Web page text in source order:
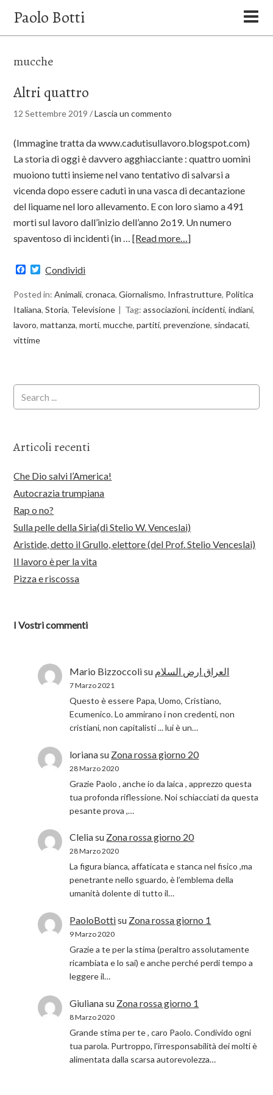
Paolo Botti
mucche
Altri quattro
12 Settembre 2019 /Lascia un commento
(Immagine tratta da www.cadutisullavoro.blogspot.com)
La storia di oggi è davvero agghiacciante : quattro uomini
muoiono tutti insieme nel vano tentativo di salvarsi a
vicenda dopo essere caduti in una vasca di decantazione
del liquame nel loro allevamento. E con loro siamo a 491
morti sul lavoro dall’inizio dell’anno 2o19. Un numero
spaventoso di incidenti (in …[Read more…]
Facebook
Twitter
Condividi
Posted in:Animali,cronaca,Giornalismo, Infrastrutture, Politica
Italiana,Storia, Televisione Tag:associazioni,incidenti,indiani,
lavoro,mattanza,morti,mucche,partiti,prevenzione, sindacati,
vittime
Articoli recenti
Che Dio salvi l’America!
Autocrazia trumpiana
Rap o no?
Sulla pelle della Siria(di Stelio W. Venceslai)
Aristide, detto il Grullo, elettore (del Prof. Stelio Venceslai)
Il lavoro è per la vita
Pizza e riscossa
I Vostri commenti
Mario Bizzoccolisu العراق ارض السلام
7 Marzo 2021
Questo è essere Papa, Uomo, Cristiano,
Ecumenico. Lo ammirano i non credenti, non
cristiani, non capitalisti ... lui è un…
lorianasu Zona rossa giorno 20
28 Marzo 2020
Grazie Paolo , anche io da laica , apprezzo questa
tua profonda riflessione. Noi schiacciati da questa
pesante prova ,…
Cleliasu Zona rossa giorno 20
28 Marzo 2020
La figura bianca, affaticata e stanca nel fisico ,ma
penetrante nello sguardo, è l’emblema della
umanità dolente di tutto il…
PaoloBottisu Zona rossa giorno 1
9 Marzo 2020
Grazie a te per la stima (peraltro assolutamente
ricambiata e lo sai) e anche perché perdi tempo a
leggere il…
Giulianasu Zona rossa giorno 1
8 Marzo 2020
Grande stima per te , caro Paolo. Condivido ogni
tua parola. Purtroppo, l'irresponsabilità dei molti è
alimentata dalla scarsa autorevolezza…